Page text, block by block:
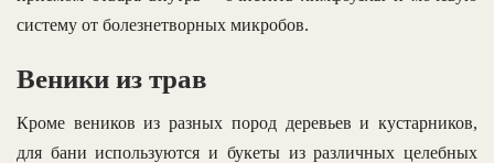
систему от болезнетворных микробов.
Веники из трав
Кроме веников из разных пород деревьев и кустарников,
для бани используются и букеты из различных целебных